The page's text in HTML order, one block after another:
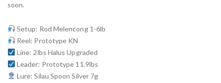
soon.
Setup: Rod Melencong 1-6lb
Reel: Prototype KN
Line: 2lbs Halus Upgraded
Leader: Prototype 11.9lbs
Lure: Silau Spoon Silver 7g